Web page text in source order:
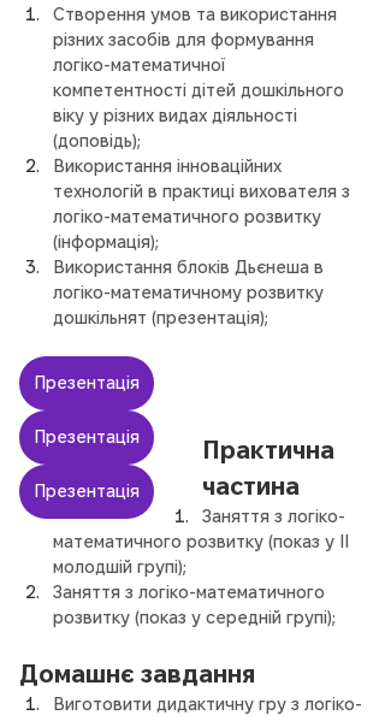
Створення умов та використання
різних засобів для формування
логіко-математичної
компетентності дітей дошкільного
віку у різних видах діяльності
(доповідь);
Використання інноваційних
технологій в практиці вихователя з
логіко-математичного розвитку
(інформація);
Використання блоків Дьєнеша в
логіко-математичному розвитку
дошкільнят (презентація);
Презентація
Презентація
Презентація
Практична
частина
Заняття з логіко-
математичного розвитку (показ у ІІ
молодшій групі);
Заняття з логіко-математичного
розвитку (показ у середній групі);
Домашнє завдання
Виготовити дидактичну гру з логіко-